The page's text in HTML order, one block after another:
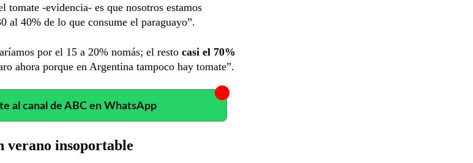
tomate -evidencia- es que nosotros estamos
al 40% de lo que consume el paraguayo”.
por el 15 a 20% nomás; el resto casi el 70%
ahora porque en Argentina tampoco hay tomate”.
al canal de ABC en WhatsApp
verano insoportable